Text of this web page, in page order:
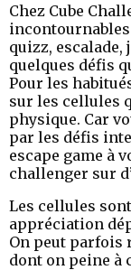
Chez Cube
incontournables
quizz,
quelques défis
Pour les
sur les cellules
physique. Car
par les défis
escape game à
challenger sur
Les cellules
appréciation
On peut parfois
dont on peine à